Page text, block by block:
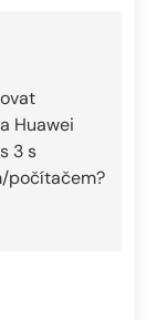
Huawei
3 s
počítačem?